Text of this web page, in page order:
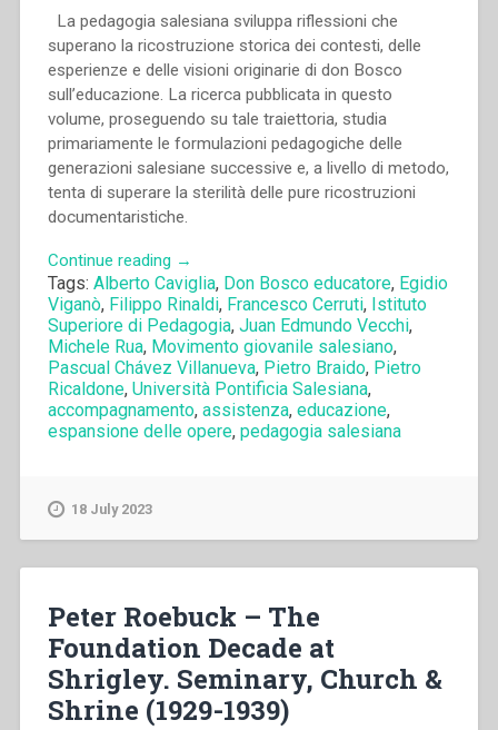
La pedagogia salesiana sviluppa riflessioni che
superano la ricostruzione storica dei contesti, delle
esperienze e delle visioni originarie di don Bosco
sull’educazione. La ricerca pubblicata in questo
volume, proseguendo su tale traiettoria, studia
primariamente le formulazioni pedagogiche delle
generazioni salesiane successive e, a livello di metodo,
tenta di superare la sterilità delle pure ricostruzioni
documentaristiche.
Continue reading “Michal
Vojtáš
–
Pedagogia
salesiana
dopo
don
Bosco:
sui
giovani
(1888-
2018)”
→
Tags: Alberto Caviglia, Don Bosco educatore, Egidio
Viganò, Filippo Rinaldi, Francesco Cerruti, Istituto
Superiore di Pedagogia, Juan Edmundo Vecchi,
Michele Rua, Movimento giovanile salesiano,
Pascual Chávez Villanueva, Pietro Braido, Pietro
Ricaldone, Università Pontificia Salesiana,
accompagnamento, assistenza, educazione,
espansione delle opere, pedagogia salesiana
18 July 2023
Peter Roebuck – The
Foundation Decade at
Shrigley. Seminary, Church &
Shrine (1929-1939)